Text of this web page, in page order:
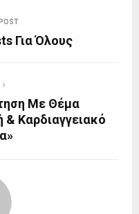
Για Όλους
Με Θέμα
Καρδιαγγειακό